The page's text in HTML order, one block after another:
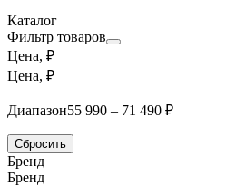
Каталог
Фильтр товаров
Цена, ₽
Цена, ₽
Диапазон55 990 – 71 490 ₽
Сбросить
Бренд
Бренд